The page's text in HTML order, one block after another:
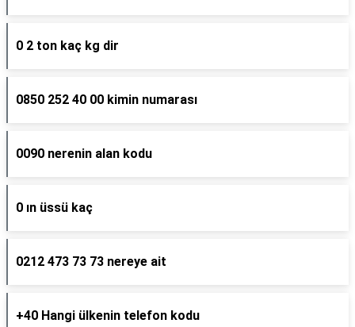
0 2 ton kaç kg dir
0850 252 40 00 kimin numarası
0090 nerenin alan kodu
0 ın üssü kaç
0212 473 73 73 nereye ait
+40 Hangi ülkenin telefon kodu